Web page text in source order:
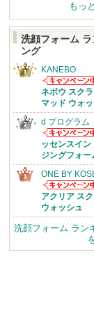
もっ
洗顔フォーム ラ
ング
KANEBO
KANEBOから
のお知らせ
ります
ネボウ スク
マッド ウォ
d プログラム
d プログラム
らのお知らせ
あります
ッセンスイン
ジングフォー
ONE BY
ONE BY
からのお知ら
があります
アクリア ス
ウォッシュ
洗顔フォーム ラン